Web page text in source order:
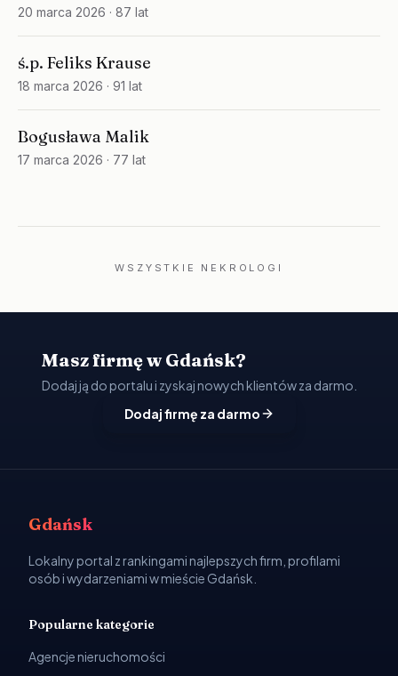
20 marca 2026 · 87 lat
ś.p. Feliks Krause
18 marca 2026 · 91 lat
Bogusława Malik
17 marca 2026 · 77 lat
WSZYSTKIE NEKROLOGI
Masz firmę w Gdańsk?
Dodaj ją do portalu i zyskaj nowych klientów za darmo.
Dodaj firmę za darmo
Gdańsk
Lokalny portal z rankingami najlepszych firm, profilami
osób i wydarzeniami w mieście Gdańsk.
Popularne kategorie
Agencje nieruchomości